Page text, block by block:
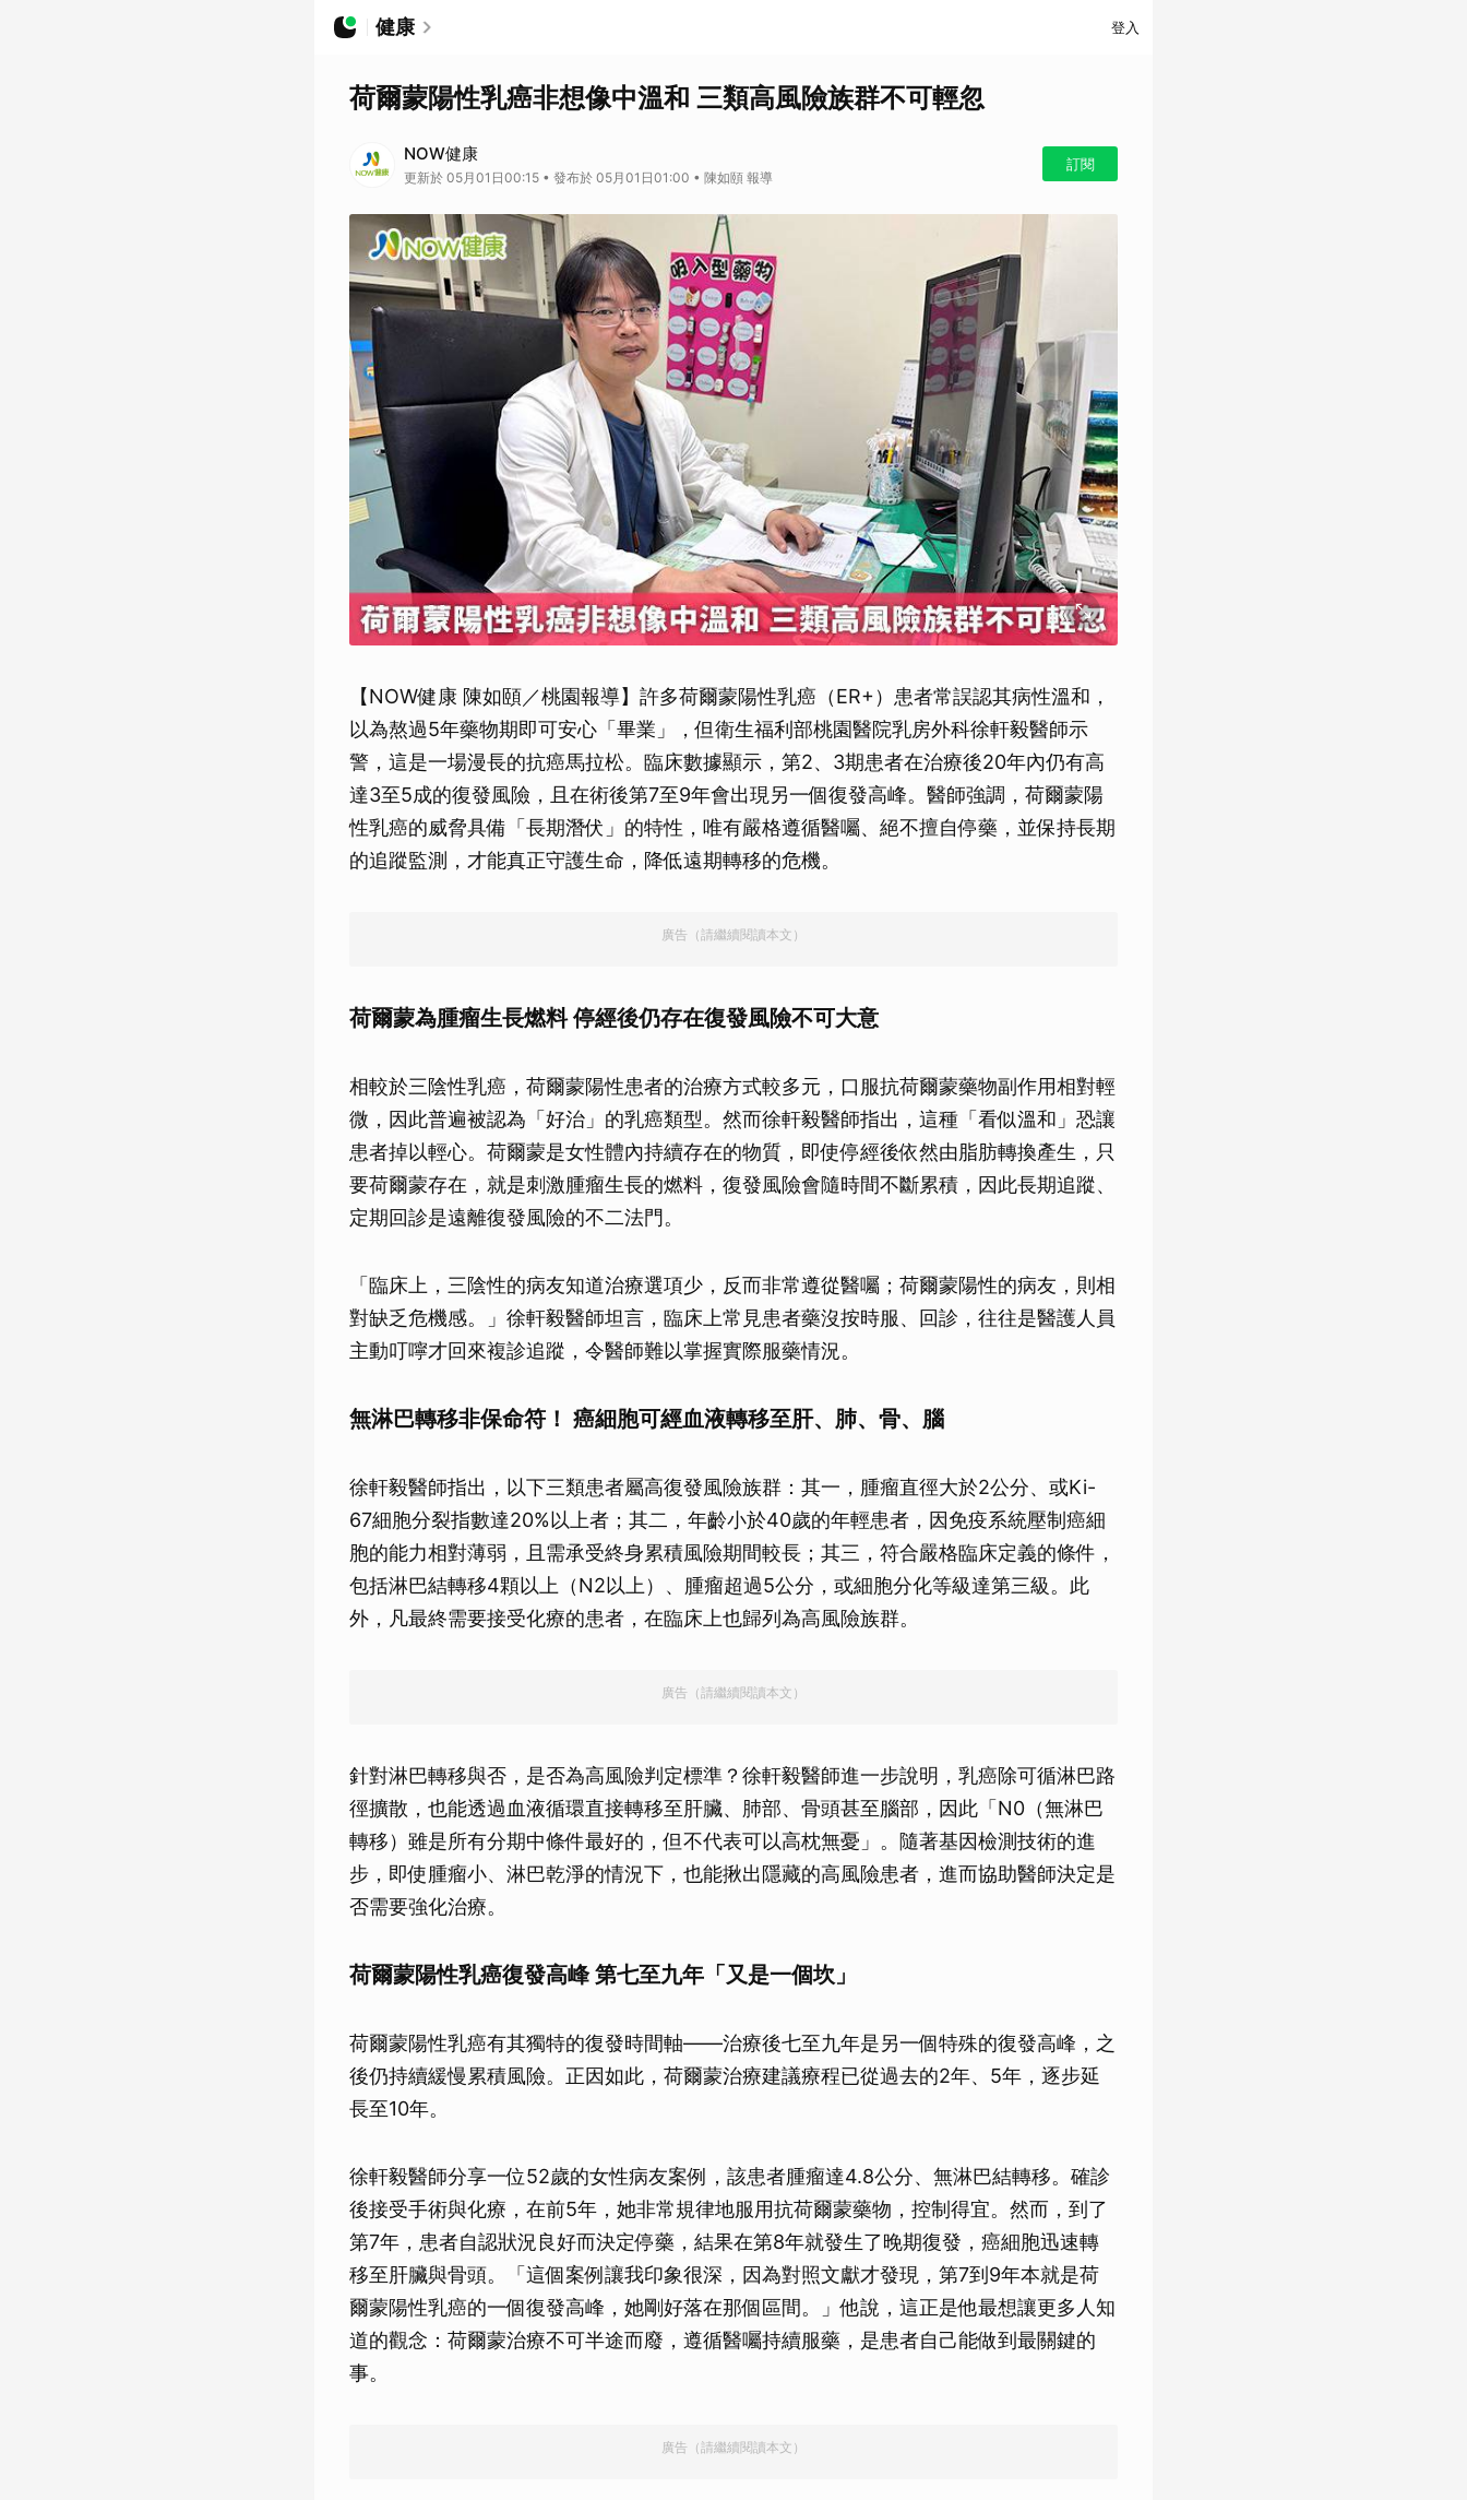
健康 登入
荷爾蒙陽性乳癌非想像中溫和 三類高風險族群不可輕忽
NOW健康
更新於 05月01日00:15 • 發布於 05月01日01:00 • 陳如頤 報導
訂閱
【NOW健康 陳如頤／桃園報導】許多荷爾蒙陽性乳癌（ER+）患者常誤認其病性溫和，
以為熬過5年藥物期即可安心「畢業」，但衛生福利部桃園醫院乳房外科徐軒毅醫師示
警，這是一場漫長的抗癌馬拉松。臨床數據顯示，第2、3期患者在治療後20年內仍有高
達3至5成的復發風險，且在術後第7至9年會出現另一個復發高峰。醫師強調，荷爾蒙陽
性乳癌的威脅具備「長期潛伏」的特性，唯有嚴格遵循醫囑、絕不擅自停藥，並保持長期
的追蹤監測，才能真正守護生命，降低遠期轉移的危機。
廣告（請繼續閱讀本文）
荷爾蒙為腫瘤生長燃料 停經後仍存在復發風險不可大意
相較於三陰性乳癌，荷爾蒙陽性患者的治療方式較多元，口服抗荷爾蒙藥物副作用相對輕
微，因此普遍被認為「好治」的乳癌類型。然而徐軒毅醫師指出，這種「看似溫和」恐讓
患者掉以輕心。荷爾蒙是女性體內持續存在的物質，即使停經後依然由脂肪轉換產生，只
要荷爾蒙存在，就是刺激腫瘤生長的燃料，復發風險會隨時間不斷累積，因此長期追蹤、
定期回診是遠離復發風險的不二法門。
「臨床上，三陰性的病友知道治療選項少，反而非常遵從醫囑；荷爾蒙陽性的病友，則相
對缺乏危機感。」徐軒毅醫師坦言，臨床上常見患者藥沒按時服、回診，往往是醫護人員
主動叮嚀才回來複診追蹤，令醫師難以掌握實際服藥情況。
無淋巴轉移非保命符！ 癌細胞可經血液轉移至肝、肺、骨、腦
徐軒毅醫師指出，以下三類患者屬高復發風險族群：其一，腫瘤直徑大於2公分、或Ki-
67細胞分裂指數達20%以上者；其二，年齡小於40歲的年輕患者，因免疫系統壓制癌細
胞的能力相對薄弱，且需承受終身累積風險期間較長；其三，符合嚴格臨床定義的條件，
包括淋巴結轉移4顆以上（N2以上）、腫瘤超過5公分，或細胞分化等級達第三級。此
外，凡最終需要接受化療的患者，在臨床上也歸列為高風險族群。
廣告（請繼續閱讀本文）
針對淋巴轉移與否，是否為高風險判定標準？徐軒毅醫師進一步說明，乳癌除可循淋巴路
徑擴散，也能透過血液循環直接轉移至肝臟、肺部、骨頭甚至腦部，因此「N0（無淋巴
轉移）雖是所有分期中條件最好的，但不代表可以高枕無憂」。隨著基因檢測技術的進
步，即使腫瘤小、淋巴乾淨的情況下，也能揪出隱藏的高風險患者，進而協助醫師決定是
否需要強化治療。
荷爾蒙陽性乳癌復發高峰 第七至九年「又是一個坎」
荷爾蒙陽性乳癌有其獨特的復發時間軸——治療後七至九年是另一個特殊的復發高峰，之
後仍持續緩慢累積風險。正因如此，荷爾蒙治療建議療程已從過去的2年、5年，逐步延
長至10年。
徐軒毅醫師分享一位52歲的女性病友案例，該患者腫瘤達4.8公分、無淋巴結轉移。確診
後接受手術與化療，在前5年，她非常規律地服用抗荷爾蒙藥物，控制得宜。然而，到了
第7年，患者自認狀況良好而決定停藥，結果在第8年就發生了晚期復發，癌細胞迅速轉
移至肝臟與骨頭。「這個案例讓我印象很深，因為對照文獻才發現，第7到9年本就是荷
爾蒙陽性乳癌的一個復發高峰，她剛好落在那個區間。」他說，這正是他最想讓更多人知
道的觀念：荷爾蒙治療不可半途而廢，遵循醫囑持續服藥，是患者自己能做到最關鍵的
事。
廣告（請繼續閱讀本文）